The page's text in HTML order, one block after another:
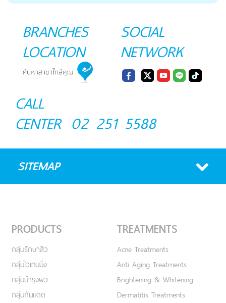
BRANCHES
LOCATION
SOCIAL
NETWORK
CALL
CENTER 02 251 5588
SITEMAP
PRODUCTS
กลุ่มรักษาสิว
กลุ่มไวเทนนิ่ง
กลุ่มบำรุงผิว
กลุ่มกันแดด
TREATMENTS
Acne Treatments
Anti Aging Treatments
Brightening & Whitening
Dermatitis Treatments